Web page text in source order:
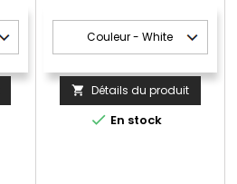
 Détails du produit
 En stock